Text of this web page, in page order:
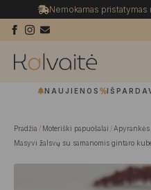
Nemokamas pristatymas
NAUJIENOS
Pradžia Moteriški papuošalai
Apyrankės
Masyvi žalsvų su samanomis gintaro